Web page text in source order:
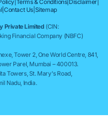
Terms & Conditions| Disclaimer
|Contact Us Sitemap
Private Limited (CIN:
Financial Company (NBFC)
Tower 2, One World Centre, 841,
Parel, Mumbai – 400013.
Towers, St. Mary's Road,
Nadu, India.